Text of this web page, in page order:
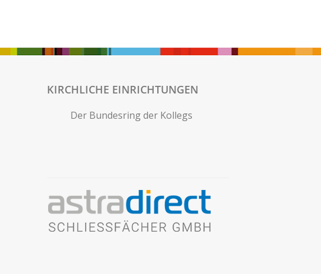
KIRCHLICHE EINRICHTUNGEN
Der Bundesring der Kollegs